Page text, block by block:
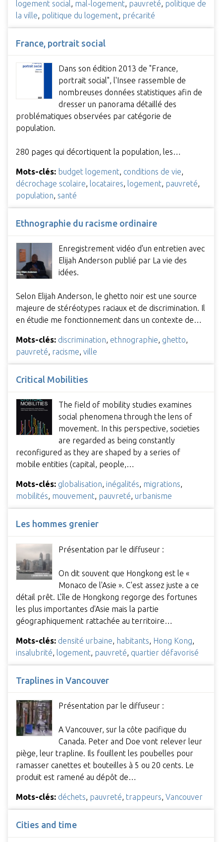
logement social mal-logement pauvreté politique de
la ville politique du logement précarité
France, portrait social
Dans son édition 2013 de "France,
portrait social", l'Insee rassemble de
nombreuses données statistiques afin de
dresser un panorama détaillé des
problématiques observées par catégorie de
population.
280 pages qui décortiquent la population, les…
Mots-clés: budget logement, conditions de vie,
décrochage scolaire, locataires, logement, pauvreté,
population, santé
Ethnographie du racisme ordinaire
Enregistrement vidéo d'un entretien avec
Elijah Anderson publié par La vie des
idées.
Selon Elijah Anderson, le ghetto noir est une source
majeure de stéréotypes raciaux et de discrimination. Il
en étudie me fonctionnement dans un contexte de…
Mots-clés: discrimination, ethnographie, ghetto,
pauvreté, racisme, ville
Critical Mobilities
The field of mobility studies examines
social phenomena through the lens of
movement. In this perspective, societies
are regarded as being constantly
reconfigured as they are shaped by a series of
mobile entities (capital, people,…
Mots-clés: globalisation, inégalités, migrations,
mobilités, mouvement, pauvreté, urbanisme
Les hommes grenier
Présentation par le diffuseur :
On dit souvent que Hongkong est le «
Monaco de l'Asie ». C'est assez juste a ce
détail prêt. L'île de Hongkong regorge des fortunes
les plus importantes d'Asie mais la partie
géographiquement rattachée au territoire…
Mots-clés: densité urbaine habitants Hong Kong
insalubrité
logement pauvreté quartier défavorisé
Traplines in Vancouver
Présentation par le diffuseur :
A Vancouver, sur la côte pacifique du
Canada. Peter and Doe vont relever leur
piège, leur trapline. Ils fouillent les poubelles pour
ramasser canettes et bouteilles à 5 ou 20 cents. Le
produit est ramené au dépôt de…
Mots-clés: déchets, pauvreté, trappeurs, Vancouver
Cities and time